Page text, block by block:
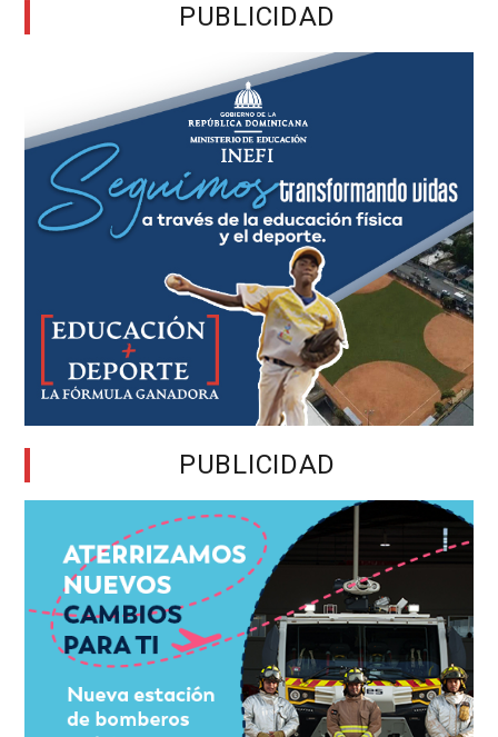
PUBLICIDAD
PUBLICIDAD